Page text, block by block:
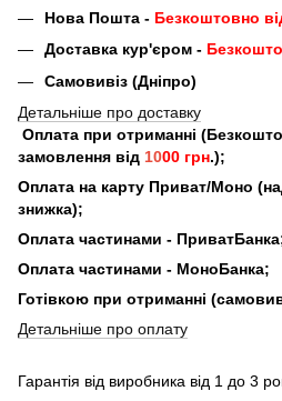
Нова Пошта - Безкоштовно
Доставка кур'єром -
Самовивіз (Дніпро)
Детальніше про доставку
Оплата при отриманні
замовлення від 1000 грн.);
Оплата на карту Приват/Моно
знижка);
Оплата частинами -
Оплата частинами - МоноБанка;
Готівкою при отриманні
Детальніше про оплату
Гарантія від виробника від 1 до 3